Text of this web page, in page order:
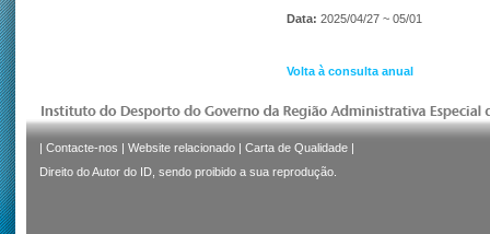
Data: 2025/04/27 ~ 05/01
Volta à consulta anual
| Contacte-nos | Website relacionado | Carta de Qualidade |
Direito do Autor do ID, sendo proibido a sua reprodução.